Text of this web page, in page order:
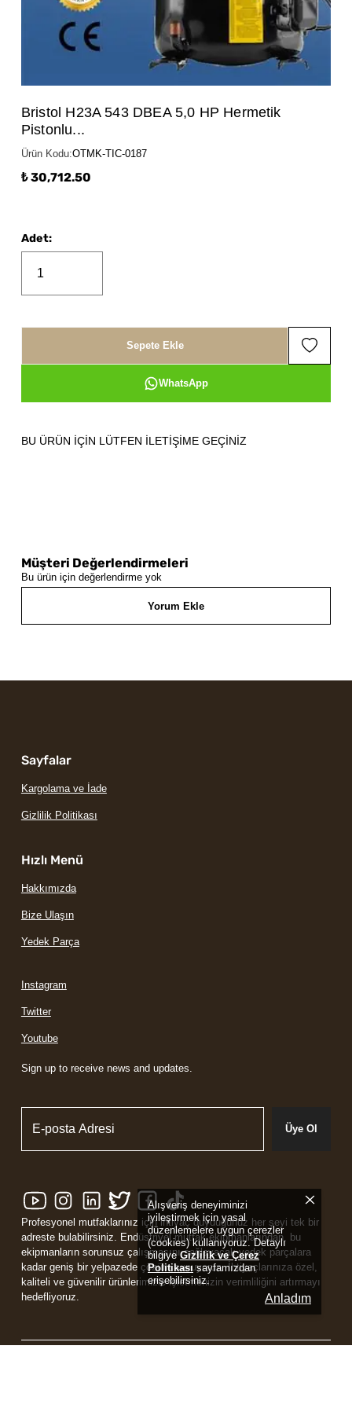
Alışveriş deneyiminizi
iyileştirmek için yasal
düzenlemelere uygun çerezler
(cookies) kullanıyoruz. Detaylı
bilgiyeGizlilik ve Çerez
Politikası sayfamızdan
erişebilirsiniz.
Anladım
Bristol H23A 543 DBEA 5,0 HP Hermetik
Pistonlu...
Ürün Kodu:OTMK-TIC-0187
₺ 30,712.50
BU ÜRÜN İÇİN LÜTFEN İLETİŞİME GEÇİNİZ
Adet:
Sepete Ekle
WhatsApp
Müşteri Değerlendirmeleri
Bu ürün için değerlendirme yok
Yorum Ekle
Sayfalar
Kargolama ve İade
Gizlilik Politikası
Hızlı Menü
Hakkımızda
Bize Ulaşın
Yedek Parça
Instagram
Twitter
Youtube
Sign up to receive news and updates.
Üye Ol
Profesyonel mutfaklarınız için ihtiyaç duyduğunuz her şeyi tek bir
adreste bulabilirsiniz. Endüstriyel mutfak ekipmanlarından, bu
ekipmanların sorunsuz çalışmasını sağlayacak yedek parçalara
kadar geniş bir yelpazede çözüm sunuyoruz. İhtiyaçlarınıza özel,
kaliteli ve güvenilir ürünlerimizle işletmenizin verimliliğini artırmayı
hedefliyoruz.